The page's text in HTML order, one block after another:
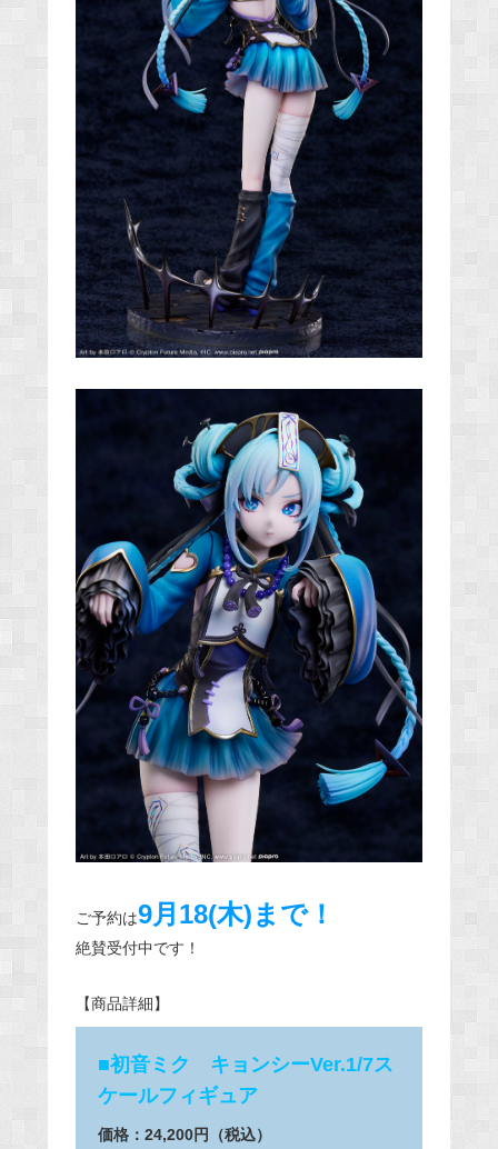
ご予約は9月18(木)まで！
絶賛受付中です！
【商品詳細】
■初音ミク キョンシーVer.1/7ス
ケールフィギュア
価格：24,200円（税込）